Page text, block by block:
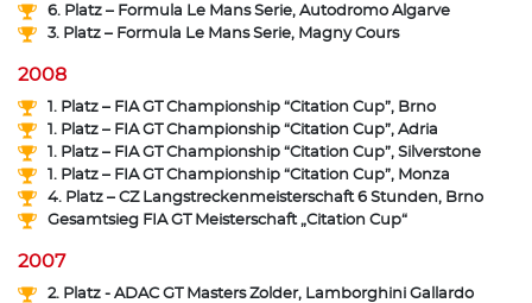
6. Platz – Formula Le Mans Serie, Autodromo Algarve
3. Platz – Formula Le Mans Serie, Magny Cours
2008
1. Platz – FIA GT Championship “Citation Cup”, Brno
1. Platz – FIA GT Championship “Citation Cup”, Adria
1. Platz – FIA GT Championship “Citation Cup”, Silverstone
1. Platz – FIA GT Championship “Citation Cup”, Monza
4. Platz – CZ Langstreckenmeisterschaft 6 Stunden, Brno
Gesamtsieg FIA GT Meisterschaft „Citation Cup“
2007
2. Platz - ADAC GT Masters Zolder, Lamborghini Gallardo